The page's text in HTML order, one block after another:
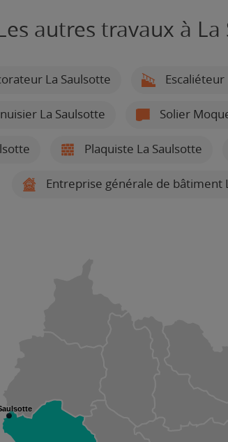
autres travaux à La
La Saulsotte Escaliéteur
La Saulsotte Solier
Plaquiste La Saulsotte
Entreprise générale de bâtiment